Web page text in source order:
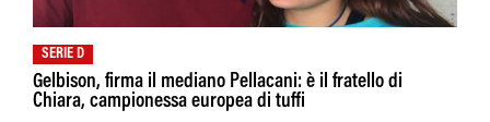
SERIE D
Gelbison, firma il mediano Pellacani: è il fratello di
Chiara, campionessa europea di tuffi